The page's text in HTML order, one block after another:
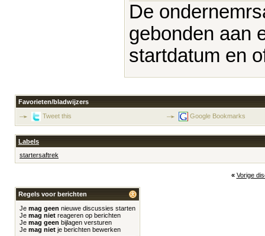
De
gebonden aan
startdatum en
Favorieten/bladwijzers
Tweet this
Google Bookmarks
Labels
startersaftrek
« Vorige
Regels voor berichten
Je mag geen nieuwe discussies starten
Je mag niet reageren op berichten
Je mag geen bijlagen versturen
Je mag niet je berichten bewerken